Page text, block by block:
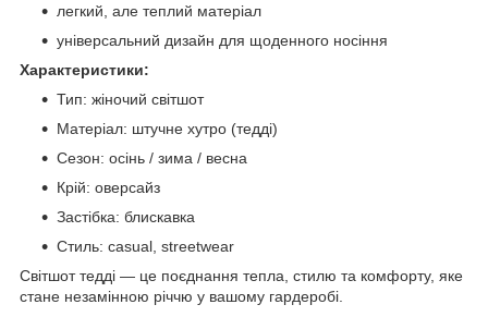
легкий, але теплий матеріал
універсальний дизайн для щоденного носіння
Характеристики:
Тип: жіночий світшот
Матеріал: штучне хутро (тедді)
Сезон: осінь / зима / весна
Крій: оверсайз
Застібка: блискавка
Стиль: casual, streetwear
Світшот тедді — це поєднання тепла, стилю та комфорту, яке
стане незамінною річчю у вашому гардеробі.